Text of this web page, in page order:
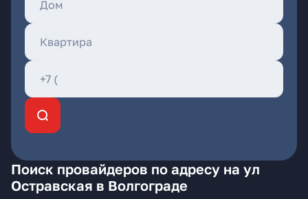
Поиск провайдеров по адресу на ул
Остравская в Волгограде